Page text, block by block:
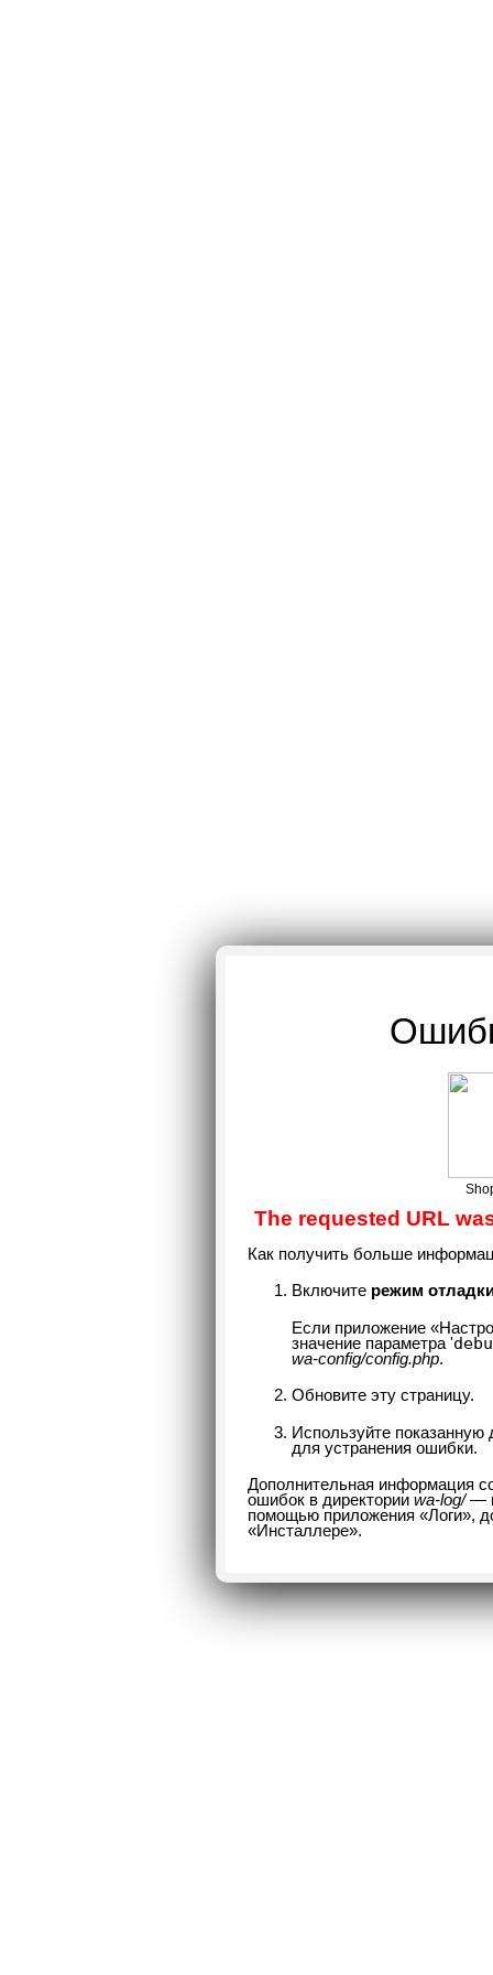
The requested URL
Как получить больше
Включите режим
Если приложение
значение параметра '
wa-config/config.php.
Обновите эту страницу.
Используйте
для устранения ошибки.
Дополнительная информация
ошибок в директории wa-log/—
помощью приложения «Логи»,
«Инсталлере».